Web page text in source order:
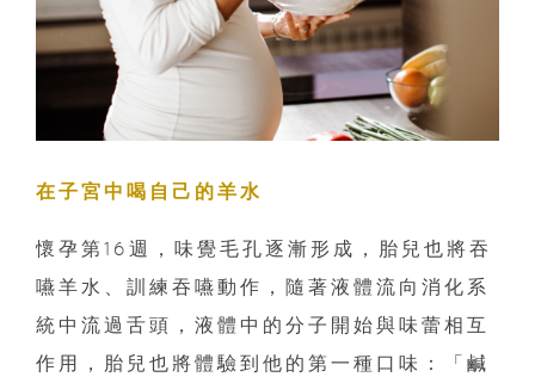
在子宮中喝自己的羊水
懷孕第16週，味覺毛孔逐漸形成，胎兒也將吞
嚥羊水、訓練吞嚥動作，隨著液體流向消化系
統中流過舌頭，液體中的分子開始與味蕾相互
作用，胎兒也將體驗到他的第一種口味：「鹹